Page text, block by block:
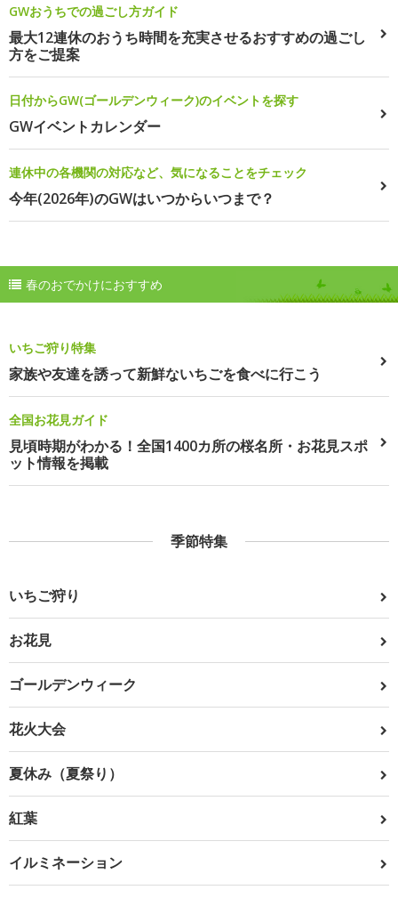
GWおうちでの過ごし方ガイド
最大12連休のおうち時間を充実させるおすすめの過ごし
方をご提案
日付からGW(ゴールデンウィーク)のイベントを探す
GWイベントカレンダー
連休中の各機関の対応など、気になることをチェック
今年(2026年)のGWはいつからいつまで？
春のおでかけにおすすめ
いちご狩り特集
家族や友達を誘って新鮮ないちごを食べに行こう
全国お花見ガイド
見頃時期がわかる！全国1400カ所の桜名所・お花見スポ
ット情報を掲載
季節特集
いちご狩り
お花見
ゴールデンウィーク
花火大会
夏休み（夏祭り）
紅葉
イルミネーション